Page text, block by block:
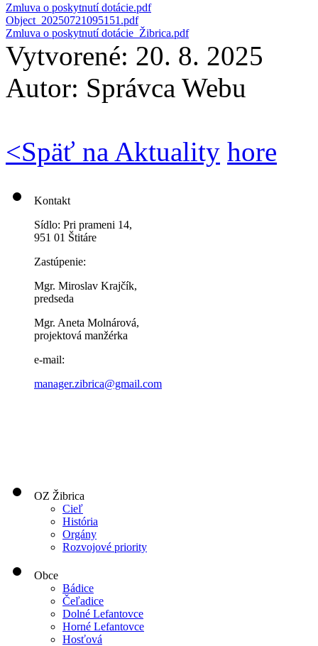
Zmluva o poskytnutí dotácie.pdf
Object_20250721095151.pdf
Zmluva o poskytnutí dotácie_Žibrica.pdf
Vytvorené: 20. 8. 2025
Autor: Správca Webu
<Späť na Aktuality hore
Kontakt
Sídlo: Pri prameni 14,
951 01 Štitáre
Zastúpenie:
Mgr. Miroslav Krajčík,
predseda
Mgr. Aneta Molnárová,
projektová manžérka
e-mail:
manager.zibrica@gmail.com
OZ Žibrica
Cieľ
História
Orgány
Rozvojové priority
Obce
Bádice
Čeľadice
Dolné Lefantovce
Horné Lefantovce
Hosťová